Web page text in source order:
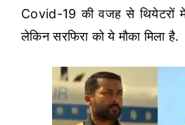
Covid-19 की वजह से थियेटरों में
लेकिन सरफिरा को ये मौका मिला है.